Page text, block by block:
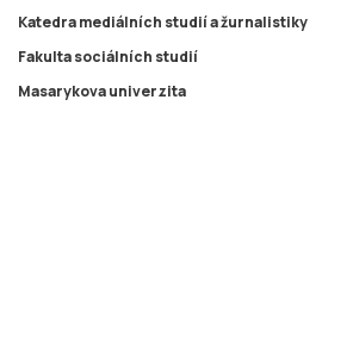
Katedra mediálních studií a žurnalistiky
Fakulta sociálních studií
Masarykova univerzita